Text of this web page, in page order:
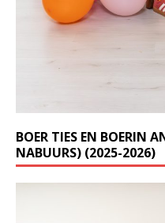
BOER TIES EN BOERIN
NABUURS) (2025-2026)